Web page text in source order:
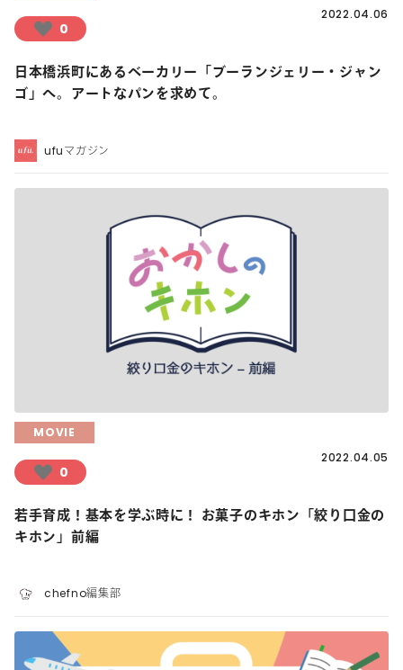
0
2022.04.06
日本橋浜町にあるベーカリー「ブーランジェリー・ジャン
ゴ」へ。アートなパンを求めて。
ufuマガジン
MOVIE
0
2022.04.05
若手育成！基本を学ぶ時に！ お菓子のキホン「絞り口金の
キホン」前編
chefno編集部